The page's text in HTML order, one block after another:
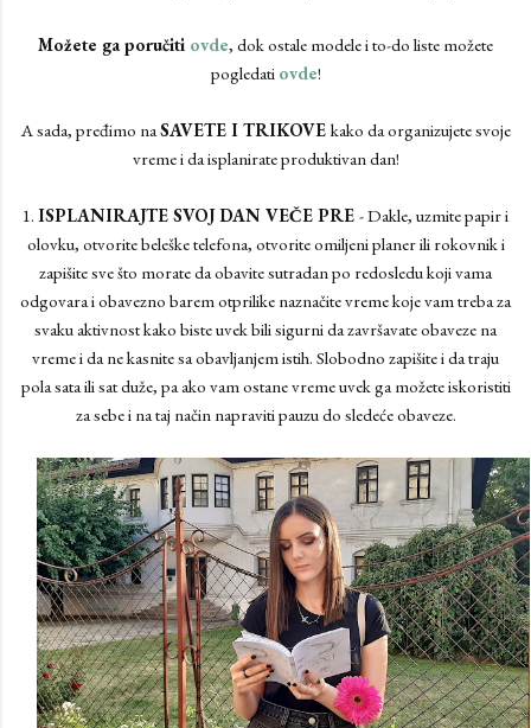
Možete ga poručiti ovde, dok ostale modele i to-do liste možete
pogledati ovde!
A sada, pređimo naSAVETE I TRIKOVE kako da organizujete svoje
vreme i da isplanirate produktivan dan!
1. ISPLANIRAJTE SVOJ DAN VEČE PRE - Dakle, uzmite papir i
olovku, otvorite beleške telefona, otvorite omiljeni planer ili rokovnik i
zapišite sve što morate da obavite sutradan po redosledu koji vama
odgovara i obavezno barem otprilike naznačite vreme koje vam treba za
svaku aktivnost kako biste uvek bili sigurni da završavate obaveze na
vreme i da ne kasnite sa obavljanjem istih. Slobodno zapišite i da traju
pola sata ili sat duže, pa ako vam ostane vreme uvek ga možete iskoristiti
za sebe i na taj način napraviti pauzu do sledeće obaveze.